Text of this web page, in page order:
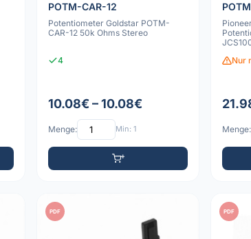
POTM-CAR-12
Potentiometer Goldstar POTM-
CAR-12 50k Ohms Stereo
4
10.08€ – 10.08€
Menge: Min: 1
Nur
Menge:
PDF PDF